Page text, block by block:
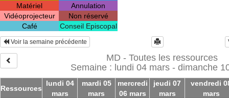
Matériel
Annulation
Vidéoprojecteur
Non réservé
Café
Conseil Episcopal
Voir la semaine précédente
MD - Toutes les ressources
Semaine : lundi 04 mars - dimanche
Ressources
lundi 04
mars
mardi 05
mars
mercredi
06 mars
jeudi 07
mars
vendredi
mars